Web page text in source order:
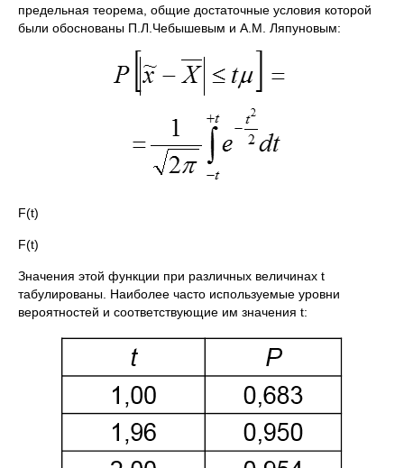
предельная теорема, общие достаточные условия которой
были обоснованы П.Л.Чебышевым и А.М. Ляпуновым:
F(t)
F(t)
Значения этой функции при различных величинах t
табулированы. Наиболее часто используемые уровни
вероятностей и соответствующие им значения t: